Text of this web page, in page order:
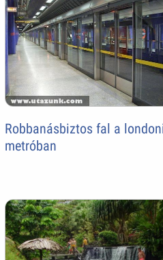
Robbanásbiztos fal a
metróban